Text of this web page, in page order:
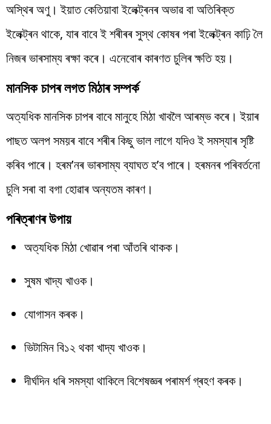
অস্থিৰ অণু। ইয়াত কেতিয়াবা ইলেক্ট্ৰনৰ অভাৱ বা অতিৰিক্ত
ইলেক্ট্ৰন থাকে, যাৰ বাবে ই শৰীৰৰ সুস্থ কোষৰ পৰা ইলেক্ট্ৰন কাঢ়ি লৈ
​​নিজৰ ভাৰসাম্য ৰক্ষা কৰে। এনেবোৰ কাৰণত চুলিৰ ক্ষতি হয়।
মানসিক চাপৰ লগত মিঠাৰ সম্পৰ্ক
অত্যধিক মানসিক চাপৰ বাবে মানুহে মিঠা খাবলৈ আৰম্ভ কৰে। ইয়াৰ
পাছত অলপ সময়ৰ বাবে শৰীৰ কিছু ভাল লাগে যদিও ই সমস্যাৰ সৃষ্টি
কৰিব পাৰে। হৰম’নৰ ভাৰসাম্য ব্যাঘত হ’ব পাৰে। হৰমনৰ পৰিবৰ্তনো
চুলি সৰা বা বগা হোৱাৰ অন্যতম কাৰণ।
পৰিত্ৰাণৰ উপায়
অত্যধিক মিঠা খোৱাৰ পৰা আঁতৰি থাকক।
সুষম খাদ্য খাওক।
যোগাসন কৰক।
ভিটামিন বি১২ থকা খাদ্য খাওক।
দীৰ্ঘদিন ধৰি সমস্যা থাকিলে বিশেষজ্ঞৰ পৰামৰ্শ গ্ৰহণ কৰক।